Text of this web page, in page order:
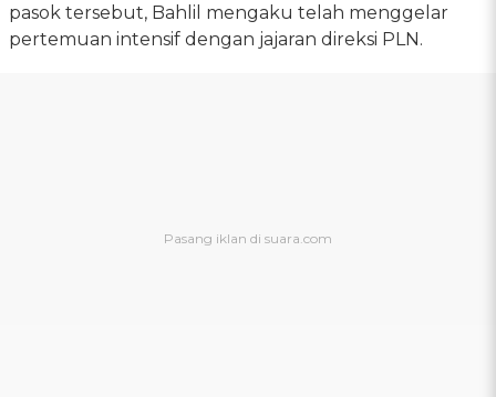
pasok tersebut, Bahlil mengaku telah menggelar
pertemuan intensif dengan jajaran direksi PLN.